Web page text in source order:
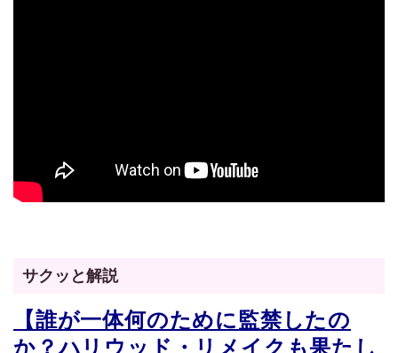
サクッと解説
【誰が一体何のために監禁したの
か？ハリウッド・リメイクも果たし